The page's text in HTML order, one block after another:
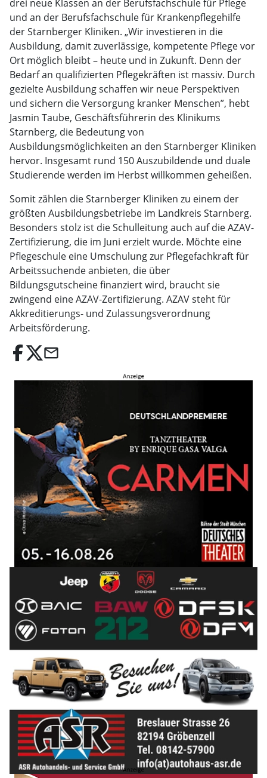
drei neue Klassen an der Berufsfachschule für Pflege
und an der Berufsfachschule für Krankenpflegehilfe
der Starnberger Kliniken. „Wir investieren in die
Ausbildung, damit zuverlässige, kompetente Pflege vor
Ort möglich bleibt – heute und in Zukunft. Denn der
Bedarf an qualifizierten Pflegekräften ist massiv. Durch
gezielte Ausbildung schaffen wir neue Perspektiven
und sichern die Versorgung kranker Menschen”, hebt
Jasmin Taube, Geschäftsführerin des Klinikums
Starnberg, die Bedeutung von
Ausbildungsmöglichkeiten an den Starnberger Kliniken
hervor. Insgesamt rund 150 Auszubildende und duale
Studierende werden im Herbst willkommen geheißen.
Somit zählen die Starnberger Kliniken zu einem der
größten Ausbildungsbetriebe im Landkreis Starnberg.
Besonders stolz ist die Schulleitung auch auf die AZAV-
Zertifizierung, die im Juni erzielt wurde. Möchte eine
Pflegeschule eine Umschulung zur Pflegefachkraft für
Arbeitssuchende anbieten, die über
Bildungsgutscheine finanziert wird, braucht sie
zwingend eine AZAV-Zertifizierung. AZAV steht für
Akkreditierungs- und Zulassungsverordnung
Arbeitsförderung.
email